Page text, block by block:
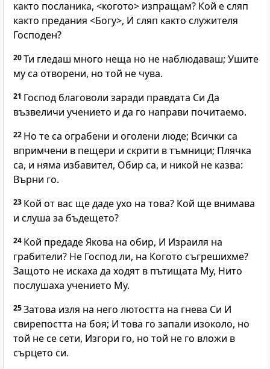
както посланика, <когото> изпращам? Кой е сляп
както предания <Богу>, И сляп както служителя
Господен?
20Ти гледаш много неща но не наблюдаваш; Ушите
му са отворени, но той не чува.
21 Господ благоволи заради правдата Си Да
възвеличи учението и да го направи почитаемо.
22 Но те са ограбени и оголени люде; Всички са
впримчени в пещери и скрити в тъмници; Плячка
са, и няма избавител, Обир са, и никой не казва:
Върни го.
23 Кой от вас ще даде ухо на това? Кой ще внимава
и слуша за бъдещето?
24 Кой предаде Якова на обир, И Израиля на
грабители? Не Господ ли, на Когото съгрешихме?
Защото не искаха да ходят в пътищата Му, Нито
послушаха учението Му.
25Затова изля на него лютостта на гнева Си И
свирепостта на боя; И това го запали изоколо, но
той не се сети, Изгори го, но той не го вложи в
сърцето си.